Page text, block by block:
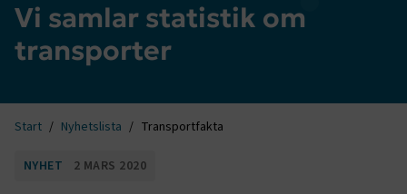
Vi samlar statistik om
transporter
Start Nyhetslista Transportfakta
NYHET 2 MARS 2020